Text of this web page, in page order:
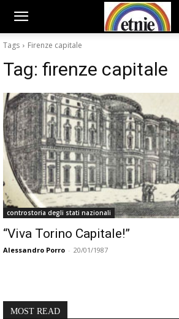
Tags Firenze capitale
Tag: firenze capitale
controstoria degli stati nazionali
“Viva Torino Capitale!”
Alessandro Porro - 20/01/1987
MOST READ